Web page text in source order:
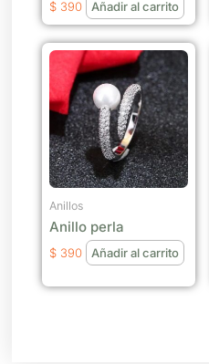
$ 390 Añadir al carrito
Anillos
Anillo perla
$ 390 Añadir al carrito